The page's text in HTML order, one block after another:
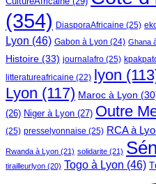
(354) DiasporaAfricaine (25)
Lyon (46) Gabon à Lyon (24) Ghana
Histoire (33) journalafro (25)
litteratureafricaine (22) lyon
Lyon (117) Maroc à Lyon
(26) Niger à Lyon (27) Outre
(25) presselyonnaise (25) RCA à
Rwanda à Lyon (21) solidarite (21)
tirailleurlyon (20) Togo à Lyon (46)